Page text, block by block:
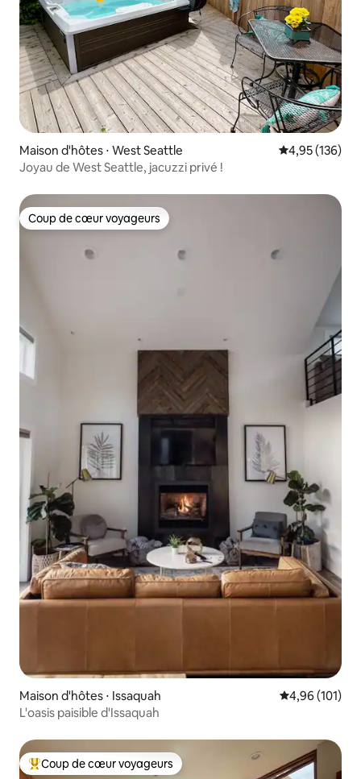
Maison d'hôtes ⋅ West Seattle Évaluation
4,95 (136)
Joyau de West Seattle, jacuzzi privé !
Coup de cœur voyageurs
Coup de cœur voyageurs
Maison d'hôtes ⋅ Issaquah Évaluation
4,96 (101)
L'oasis paisible d'Issaquah
Coups de cœur voyageurs les plus appréciés
Coup de cœur voyageurs